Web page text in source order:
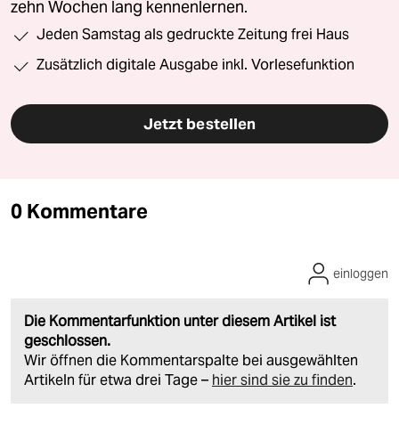
zehn Wochen lang kennenlernen.
Jeden Samstag als gedruckte Zeitung frei Haus
Zusätzlich digitale Ausgabe inkl. Vorlesefunktion
Jetzt bestellen
0 Kommentare
Die Kommentarfunktion unter diesem Artikel ist
geschlossen.
Wir öffnen die Kommentarspalte bei ausgewählten
Artikeln für etwa drei Tage – hier sind sie zu finden.
einloggen